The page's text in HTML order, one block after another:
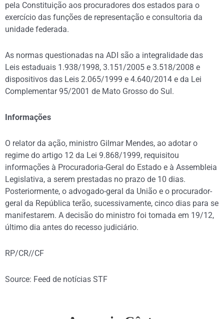
pela Constituição aos procuradores dos estados para o
exercício das funções de representação e consultoria da
unidade federada.
As normas questionadas na ADI são a integralidade das
Leis estaduais 1.938/1998, 3.151/2005 e 3.518/2008 e
dispositivos das Leis 2.065/1999 e 4.640/2014 e da Lei
Complementar 95/2001 de Mato Grosso do Sul.
Informações
O relator da ação, ministro Gilmar Mendes, ao adotar o
regime do artigo 12 da Lei 9.868/1999, requisitou
informações à Procuradoria-Geral do Estado e à Assembleia
Legislativa, a serem prestadas no prazo de 10 dias.
Posteriormente, o advogado-geral da União e o procurador-
geral da República terão, sucessivamente, cinco dias para se
manifestarem. A decisão do ministro foi tomada em 19/12,
último dia antes do recesso judiciário.
RP/CR//CF
Source: Feed de notícias STF